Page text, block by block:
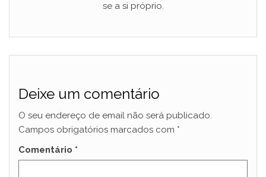
se a si próprio.
Deixe um comentário
O seu endereço de email não será publicado.
Campos obrigatórios marcados com *
Comentário *